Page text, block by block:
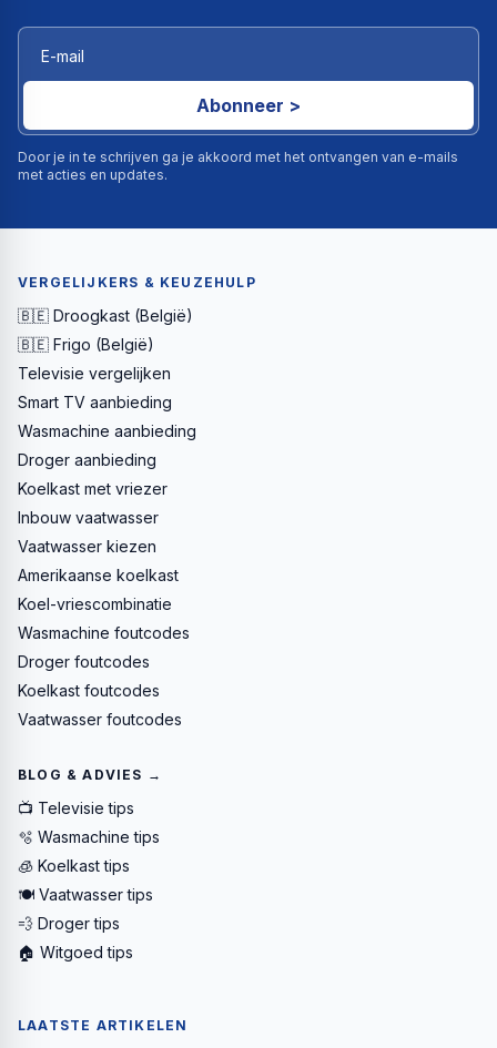
Abonneer >
Door je in te schrijven ga je akkoord met het ontvangen van e-mails
met acties en updates.
VERGELIJKERS & KEUZEHULP
🇧🇪 Droogkast (België)
🇧🇪 Frigo (België)
Televisie vergelijken
Smart TV aanbieding
Wasmachine aanbieding
Droger aanbieding
Koelkast met vriezer
Inbouw vaatwasser
Vaatwasser kiezen
Amerikaanse koelkast
Koel-vriescombinatie
Wasmachine foutcodes
Droger foutcodes
Koelkast foutcodes
Vaatwasser foutcodes
BLOG & ADVIES →
📺 Televisie tips
🫧 Wasmachine tips
🧊 Koelkast tips
🍽️ Vaatwasser tips
💨 Droger tips
🏠 Witgoed tips
LAATSTE ARTIKELEN